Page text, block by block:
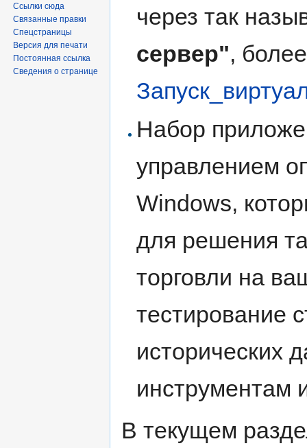
через так
сервер",
Набор
управлением
Windows,
для решения
торговли на
тестирование
исторических
инструментам
В текущем
Ссылки сюда
Связанные правки
Спецстраницы
Версия для печати
Постоянная ссылка
Сведения о странице